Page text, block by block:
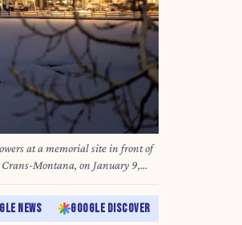
at a memorial site in front of
Montana, on January 9,
Year’s Eve, killing 40 people
will mark a national day of
fire ravaged a ski resort bar
NEWS GOOGLE DISCOVER